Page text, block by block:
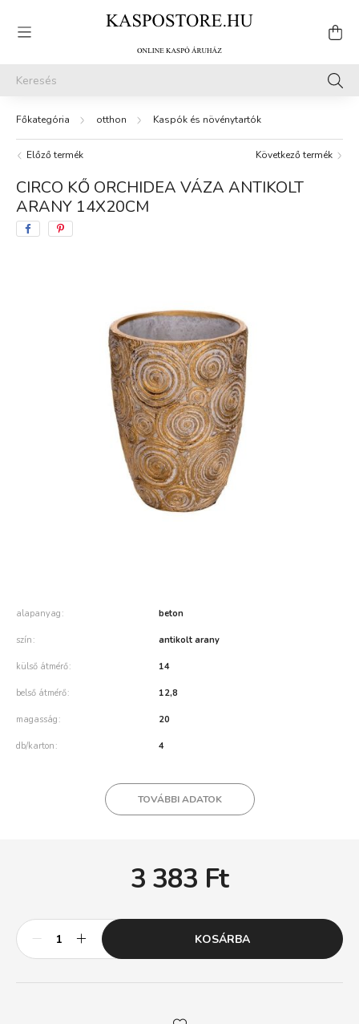
otthon Kaspók és növénytartók
Előző termék Következő termék
CIRCO KŐ ORCHIDEA VÁZA ANTIKOLT
ARANY 14X20CM
alapanyag beton
szín antikolt arany
külső átmérő 14
belső átmérő 12,8
magasság 20
db/karton 4
TOVÁBBI ADATOK
3 383 Ft
KOSÁRBA